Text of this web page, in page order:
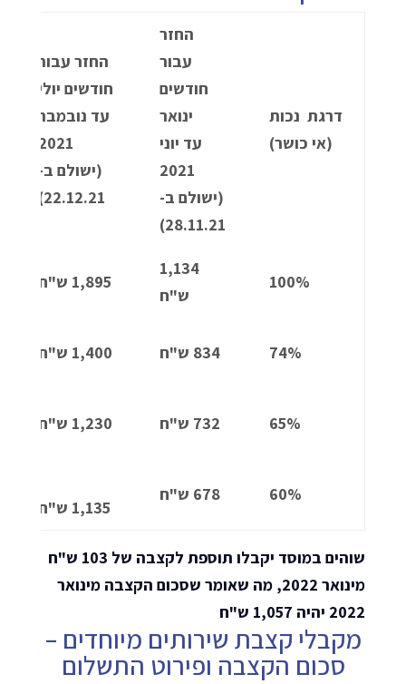
דרגת נכות
(אי כושר)
החזר
עבור
חודשים
ינואר
עד יוני
2021
(ישולם ב-
28.11.21)
החזר עבור
חודשים יולי
עד נובמבר
2021
(ישולם ב-
22.12.21)
100%
1,134
ש"ח
1,895 ש"ח
74% 1,400 ש"ח
65% 732 ש"ח
60%
1,135 ש"ח
שוהים במוסד יקבלו תוספת לקצבה של 103 ש"ח
מינואר 2022, מה שאומר שסכום הקצבה מינואר
2022 יהיה 1,057 ש"ח
מקבלי קצבת שירותים מיוחדים –
סכום הקצבה ופירוט התשלום